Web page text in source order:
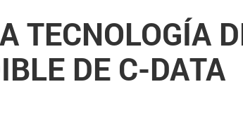
TECNOLOGÍA
DE C-DATA